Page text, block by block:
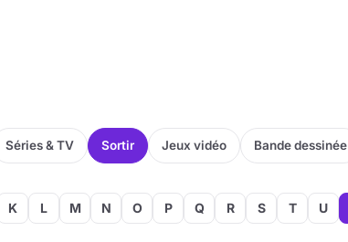
Séries & TV Sortir Jeux vidéo Bande dessinée
K L M N O P Q R S T U